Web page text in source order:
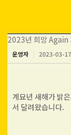
2023년 희망 Again
운영자 2023-03-
계묘년 새해가 밝
서 달려왔습니다.